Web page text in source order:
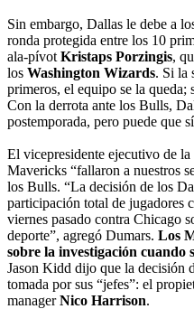
Sin embargo, Dallas le debe a
ronda protegida entre los 10
ala-pívot Kristaps Porzingis,
los Washington Wizards. Si la
primeros, el equipo se la queda;
Con la derrota ante los Bulls,
postemporada, pero puede que
El vicepresidente ejecutivo de
Mavericks “fallaron a nuestros
los Bulls. “La decisión de los
participación total de jugadores
viernes pasado contra Chicago
deporte”, agregó Dumars. Los
sobre la investigación cuando
Jason Kidd dijo que la decisión
tomada por sus “jefes”: el
managerNico Harrison.